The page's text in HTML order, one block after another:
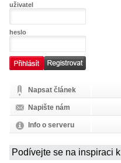
uživatel
heslo
Napsat článek
Napište nám
Info o serveru
Podívejte se na inspiraci k